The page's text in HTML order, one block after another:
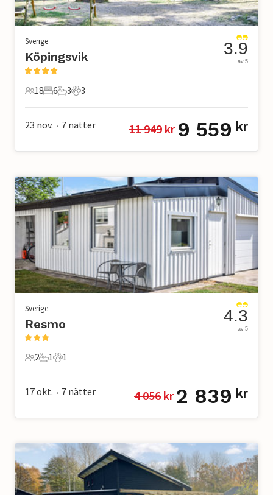
Sverige
Köpingsvik
18 Gäster
18
6 Sovrum
6
3 Badrum
3
3 Husdjur
3
3.9
av 5
23 nov. • 7 nätter 11 949 kr 9 559 kr
Sverige
Resmo
2 Gäster
2
1 Badrum
1
1 Husdjur
1
4.3
av 5
17 okt. • 7 nätter 4 056 kr 2 839 kr